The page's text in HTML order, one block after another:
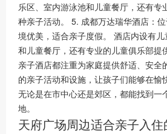
乐区、室内游泳池和儿童餐厅，还有专
种亲子活动。 5. 成都万达瑞华酒店：
境优美，适合亲子度假。 酒店内设有
和儿童餐厅，还有专业的儿童俱乐部提
亲子酒店都注重为家庭提供舒适、安全
的亲子活动和设施，让孩子们能够在愉
无论是在市中心还是郊区，都能找到一
地。
天府广场周边适合亲子入住